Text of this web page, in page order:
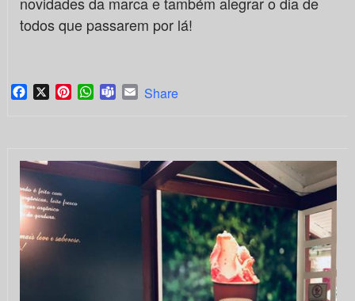
todos que passarem por lá!
Facebook
X PinterestWhatsApp
TeamsEmail
Share